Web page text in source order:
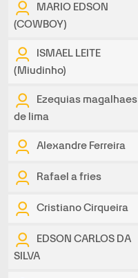
MARIO EDSON
(COWBOY)
ISMAEL LEITE
(Miudinho)
Ezequias magalhaes
de lima
Alexandre Ferreira
Rafael a fries
Cristiano Cirqueira
EDSON CARLOS DA
SILVA